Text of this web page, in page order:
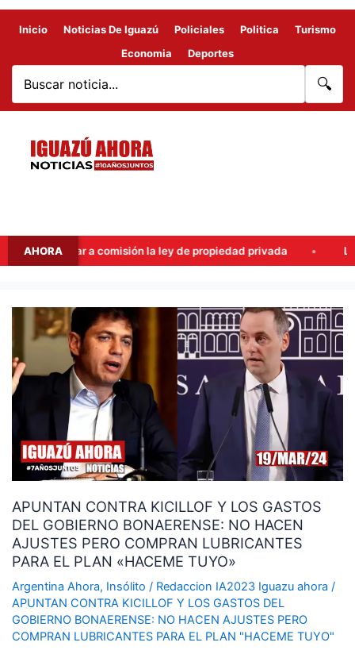
Inicio Noticias De Iguazú Policiales Politica
Turismo
Economia
Deportes
🔍
AHORA
la ley de propiedad privada Ley de tierras: el PJ
APUNTAN CONTRA KICILLOF Y LOS GASTOS
DEL GOBIERNO BONAERENSE: NO HACEN
AJUSTES PERO COMPRAN LUBRICANTES
PARA EL PLAN «HACEME TUYO»
Argentina Ahora, Insólito / Redaccion IA2023 Iguazu ahora /
APUNTAN CONTRA KICILLOF Y LOS GASTOS DEL
GOBIERNO BONAERENSE: NO HACEN AJUSTES PERO
COMPRAN LUBRICANTES PARA EL PLAN "HACEME TUYO"
APUNTAN
CONTRA
KICILLOF
Y
LOS
GOBIERNO
BONAERENSE:
HACEN
AJUSTES
PERO
COMPRAN
LUBRICANTES
PARA
EL
PLAN